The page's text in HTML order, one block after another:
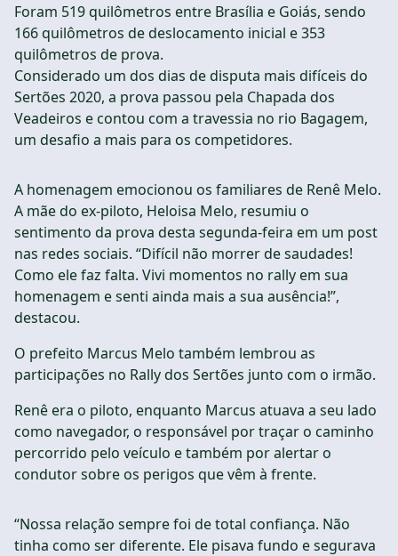
Foram 519 quilômetros entre Brasília e Goiás, sendo
166 quilômetros de deslocamento inicial e 353
quilômetros de prova.
Considerado um dos dias de disputa mais difíceis do
Sertões 2020, a prova passou pela Chapada dos
Veadeiros e contou com a travessia no rio Bagagem,
um desafio a mais para os competidores.
A homenagem emocionou os familiares de Renê Melo.
A mãe do ex-piloto, Heloisa Melo, resumiu o
sentimento da prova desta segunda-feira em um post
nas redes sociais. “Difícil não morrer de saudades!
Como ele faz falta. Vivi momentos no rally em sua
homenagem e senti ainda mais a sua ausência!”,
destacou.
O prefeito Marcus Melo também lembrou as
participações no Rally dos Sertões junto com o irmão.
Renê era o piloto, enquanto Marcus atuava a seu lado
como navegador, o responsável por traçar o caminho
percorrido pelo veículo e também por alertar o
condutor sobre os perigos que vêm à frente.
“Nossa relação sempre foi de total confiança. Não
tinha como ser diferente. Ele pisava fundo e segurava